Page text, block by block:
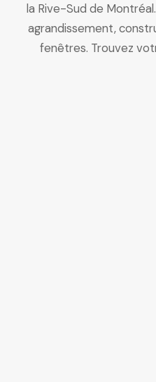
la Rive-Sud de
agrandissement,
fenêtres. Trouvez